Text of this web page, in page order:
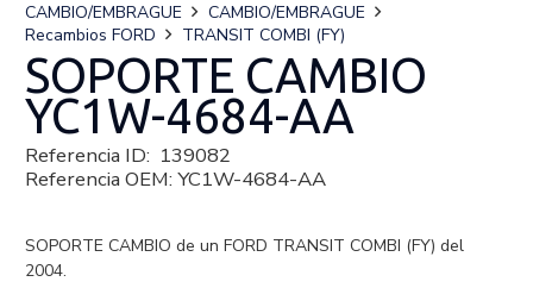
CAMBIO/EMBRAGUE
CAMBIO/EMBRAGUE
Recambios FORD
TRANSIT COMBI (FY)
SOPORTE CAMBIO
YC1W-4684-AA
Referencia ID: 139082
Referencia OEM: YC1W-4684-AA
SOPORTE CAMBIO de un FORD TRANSIT COMBI (FY) del
2004.